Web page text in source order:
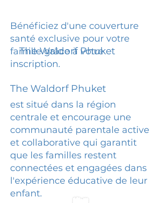
Bénéficiez d'une couverture
santé exclusive pour votre
famille grâce à votre
inscription.
The Waldorf Phuket
The Waldorf Phuket
est situé dans la région
centrale et encourage une
communauté parentale active
et collaborative qui garantit
que les familles restent
connectées et engagées dans
l'expérience éducative de leur
enfant.